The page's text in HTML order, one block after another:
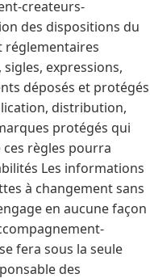
createurs-
des dispositions du
réglementaires
expressions,
déposés et protégés
distribution,
protégés qui
règles pourra
Les informations
à changement sans
en aucune façon
fera sous la seule
des